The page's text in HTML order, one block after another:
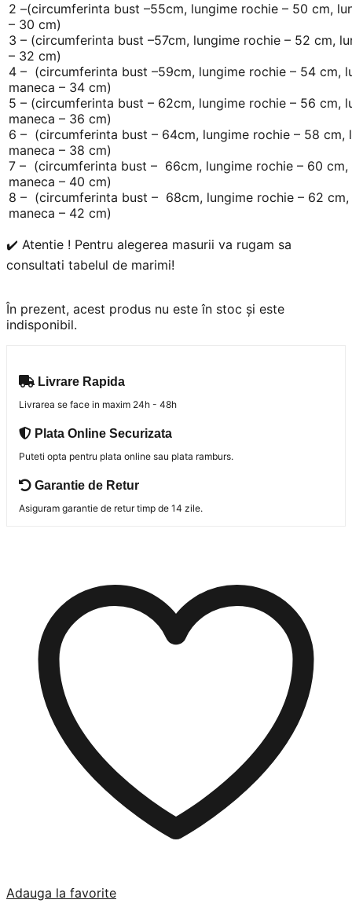
2 –(circumferinta bust –55cm, lungime rochie – 50 cm,
– 30 cm)
3 – (circumferinta bust –57cm, lungime rochie – 52 cm,
– 32 cm)
4 – (circumferinta bust –59cm, lungime rochie – 54 cm,
maneca – 34 cm)
5 – (circumferinta bust – 62cm, lungime rochie – 56 cm,
maneca – 36 cm)
6 – (circumferinta bust – 64cm, lungime rochie – 58 cm,
maneca – 38 cm)
7 – (circumferinta bust – 66cm, lungime rochie – 60 cm,
maneca – 40 cm)
8 – (circumferinta bust – 68cm, lungime rochie – 62 cm,
maneca – 42 cm)
✔️ Atentie ! Pentru alegerea masurii va rugam sa
consultati tabelul de marimi!
În prezent, acest produs nu este în stoc și este
indisponibil.
Livrare Rapida
Livrarea se face in maxim 24h - 48h
Plata Online Securizata
Puteti opta pentru plata online sau plata ramburs.
Garantie de Retur
Asiguram garantie de retur timp de 14 zile.
Adauga la favorite